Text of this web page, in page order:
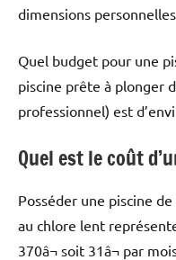
dimensions
Quel budget pour une
piscine prête à plonger
professionnel) est
Quel est le coût
Posséder une piscine
au chlore lent
370â¬ soit 31â¬ par